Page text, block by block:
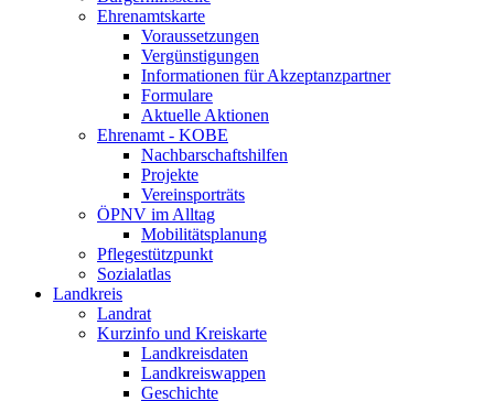
Ehrenamtskarte
Voraussetzungen
Vergünstigungen
Informationen für Akzeptanzpartner
Formulare
Aktuelle Aktionen
Ehrenamt - KOBE
Nachbarschaftshilfen
Projekte
Vereinsporträts
ÖPNV im Alltag
Mobilitätsplanung
Pflegestützpunkt
Sozialatlas
Landkreis
Landrat
Kurzinfo und Kreiskarte
Landkreisdaten
Landkreiswappen
Geschichte